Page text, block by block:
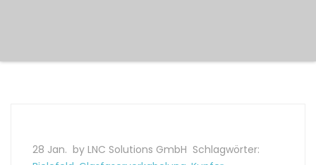
28 Jan. by LNC Solutions GmbH Schlagwörter: